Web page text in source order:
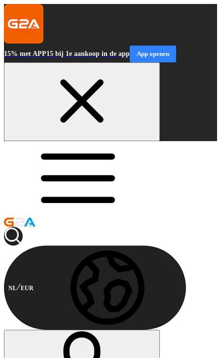
15% met APP15 bij 1e aankoop in de app App openen
NL EUR